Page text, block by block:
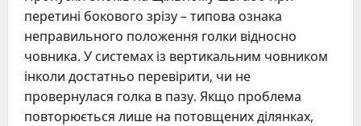
перетині бокового зрізу – типова ознака
неправильного положення голки відносно
човника. У системах із вертикальним човником
інколи достатньо перевірити, чи не
провернулася голка в пазу. Якщо проблема
повторюється лише на потовщених ділянках,